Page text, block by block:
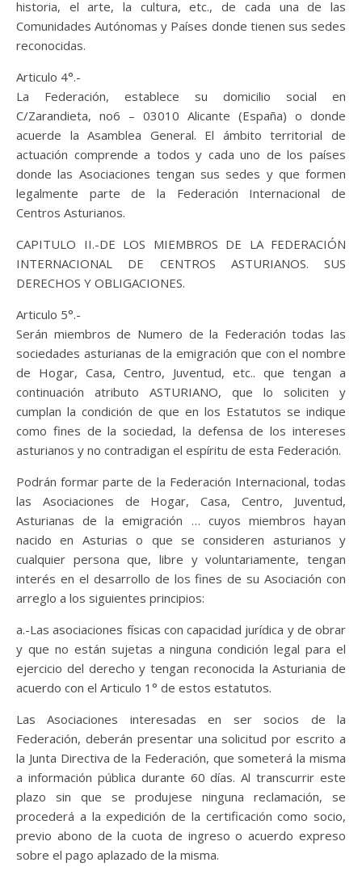
historia, el arte, la cultura, etc., de cada una de las
Comunidades Autónomas y Países donde tienen sus sedes
reconocidas.
Articulo 4°.-
La Federación, establece su domicilio social en
C/Zarandieta, no6 – 03010 Alicante (España) o donde
acuerde la Asamblea General. El ámbito territorial de
actuación comprende a todos y cada uno de los países
donde las Asociaciones tengan sus sedes y que formen
legalmente parte de la Federación Internacional de
Centros Asturianos.
CAPITULO II.-DE LOS MIEMBROS DE LA FEDERACIÓN
INTERNACIONAL DE CENTROS ASTURIANOS. SUS
DERECHOS Y OBLIGACIONES.
Articulo 5°.-
Serán miembros de Numero de la Federación todas las
sociedades asturianas de la emigración que con el nombre
de Hogar, Casa, Centro, Juventud, etc.. que tengan a
continuación atributo ASTURIANO, que lo soliciten y
cumplan la condición de que en los Estatutos se indique
como fines de la sociedad, la defensa de los intereses
asturianos y no contradigan el espíritu de esta Federación.
Podrán formar parte de la Federación Internacional, todas
las Asociaciones de Hogar, Casa, Centro, Juventud,
Asturianas de la emigración … cuyos miembros hayan
nacido en Asturias o que se consideren asturianos y
cualquier persona que, libre y voluntariamente, tengan
interés en el desarrollo de los fines de su Asociación con
arreglo a los siguientes principios:
a.-Las asociaciones físicas con capacidad jurídica y de obrar
y que no están sujetas a ninguna condición legal para el
ejercicio del derecho y tengan reconocida la Asturiania de
acuerdo con el Articulo 1° de estos estatutos.
Las Asociaciones interesadas en ser socios de la
Federación, deberán presentar una solicitud por escrito a
la Junta Directiva de la Federación, que someterá la misma
a información pública durante 60 días. Al transcurrir este
plazo sin que se produjese ninguna reclamación, se
procederá a la expedición de la certificación como socio,
previo abono de la cuota de ingreso o acuerdo expreso
sobre el pago aplazado de la misma.